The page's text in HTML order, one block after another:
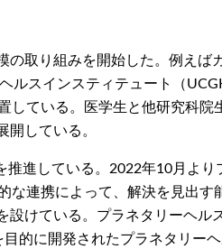
取り組みを開始した。例えば
ルスインスティテュート（
ている。医学生と他研究科院
している。
進している。2022年10月より
連携によって、解決を見出す
けている。プラネタリーヘル
的に開発されたプラネタリー